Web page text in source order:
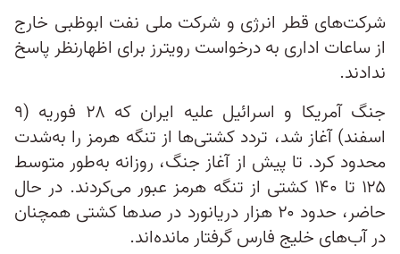
شرکت‌های قطر انرژی و شرکت ملی نفت ابوظبی خارج
از ساعات اداری به درخواست رویترز برای اظهارنظر پاسخ
ندادند.
جنگ آمریکا و اسرائیل علیه ایران که ۲۸ فوریه (۹
اسفند) آغاز شد، تردد کشتی‌ها از تنگه هرمز را به‌شدت
محدود کرد. تا پیش از آغاز جنگ، روزانه به‌طور متوسط
۱۲۵ تا ۱۴۰ کشتی از تنگه هرمز عبور می‌کردند. در حال
حاضر، حدود ۲۰ هزار دریانورد در صدها کشتی همچنان
در آب‌های خلیج فارس گرفتار مانده‌اند.